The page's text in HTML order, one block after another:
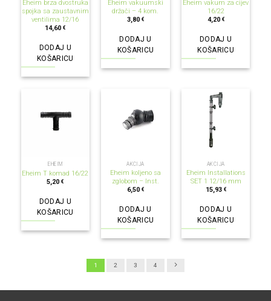
Eheim brza dvostruka
spojka sa zaustavnim
ventilima 12/16
14,60€
DODAJ U
KOŠARICU
Eheim vakuumski
držači – 4 kom.
3,80 €
DODAJ U
KOŠARICU
Eheim vakum za cijev
16/22
4,20 €
DODAJ U
KOŠARICU
EHEIM
Eheim T komad 16/22
5,20€
DODAJ U
KOŠARICU
AKCIJA
Eheim koljeno sa
zglobom – Inst.
6,50 €
DODAJ U
KOŠARICU
AKCIJA
Eheim Installations
SET 1 12/16 mm
15,93 €
DODAJ U
KOŠARICU
1 2 3 4